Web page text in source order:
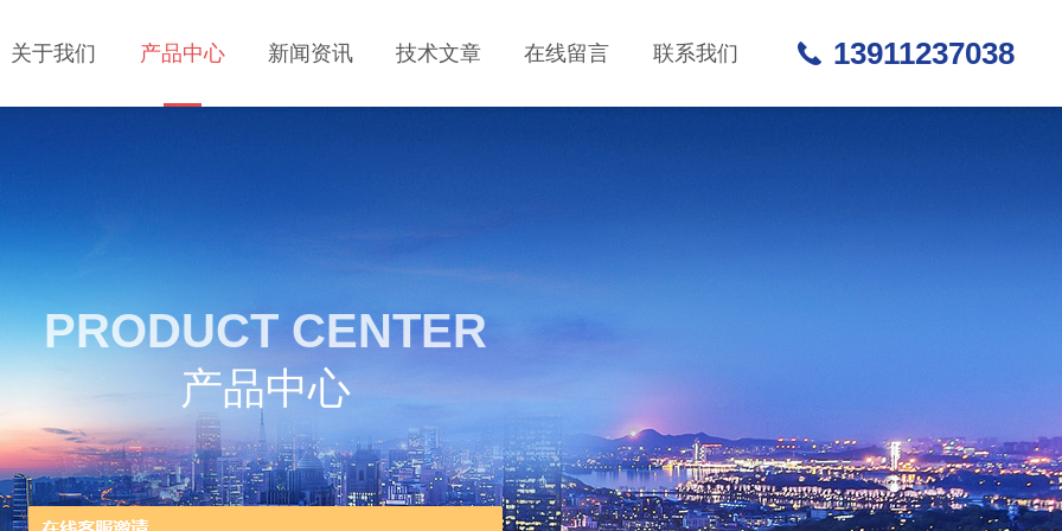
关于我们 产品中心 新闻资讯 技术文章 在线留言 联系我们 13911237038
PRODUCT CENTER
产品中心